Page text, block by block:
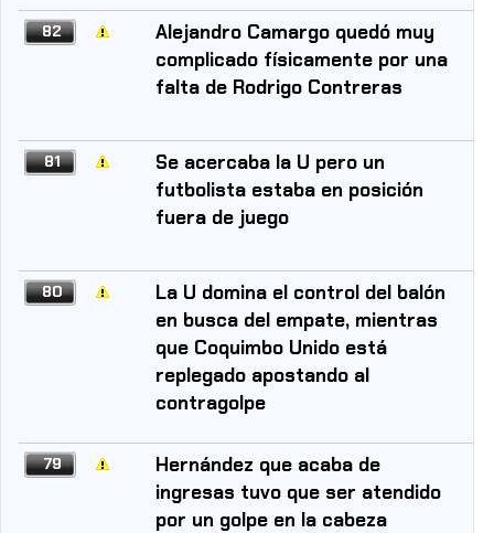
82
Alejandro Camargo quedó muy
complicado físicamente por una
falta de Rodrigo Contreras
81
Se acercaba la U pero un
futbolista estaba en posición
fuera de juego
80
La U domina el control del balón
en busca del empate, mientras
que Coquimbo Unido está
replegado apostando al
contragolpe
79
Hernández que acaba de
ingresas tuvo que ser atendido
por un golpe en la cabeza